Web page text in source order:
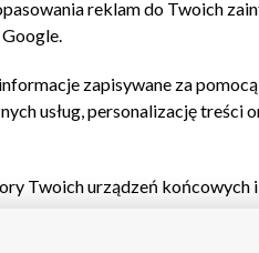
reklam do Twoich
zapisywane za
usług, personalizację treści
Twoich urządzeń
oraz
reklam, wyboru